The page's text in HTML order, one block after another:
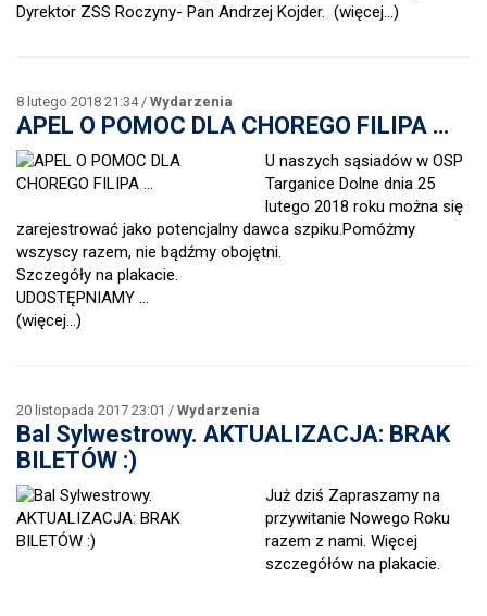
Dyrektor ZSS Roczyny- Pan Andrzej Kojder. (więcej…)
8 lutego 2018 21:34 / Wydarzenia
APEL O POMOC DLA CHOREGO FILIPA …
U naszych sąsiadów w OSP
Targanice Dolne dnia 25
lutego 2018 roku można się
zarejestrować jako potencjalny dawca szpiku.Pomóżmy
wszyscy razem, nie bądźmy obojętni.
Szczegóły na plakacie.
UDOSTĘPNIAMY …
(więcej…)
20 listopada 2017 23:01 / Wydarzenia
Bal Sylwestrowy. AKTUALIZACJA: BRAK
BILETÓW :)
Już dziś Zapraszamy na
przywitanie Nowego Roku
razem z nami. Więcej
szczegółów na plakacie.